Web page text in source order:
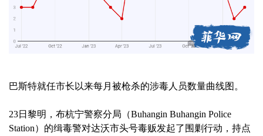
巴斯特就任市长以来每月被枪杀的涉毒人员数量曲线图。
23日黎明，布杭宁警察分局（Buhangin Buhangin Police
Station）的缉毒警对达沃市头号毒贩发起了围剿行动，持点